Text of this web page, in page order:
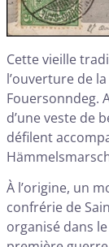
Cette vieille
l’ouverture de
Fouersonndeg.
d’une veste de
défilent
À l’origine, un
confrérie de
organisé dans